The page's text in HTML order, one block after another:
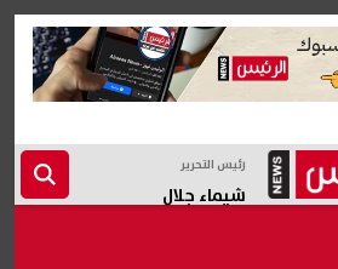
رئيس التحرير
شيماء جلال